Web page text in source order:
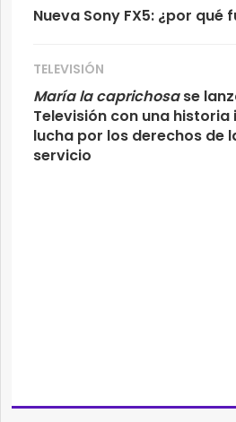
Nueva Sony FX5: ¿por qué
TELEVISIÓN
María la caprichosase
Televisión con una historia
lucha por los derechos de
servicio